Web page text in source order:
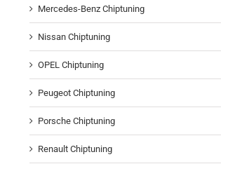
Mercedes-Benz Chiptuning
Nissan Chiptuning
OPEL Chiptuning
Peugeot Chiptuning
Porsche Chiptuning
Renault Chiptuning